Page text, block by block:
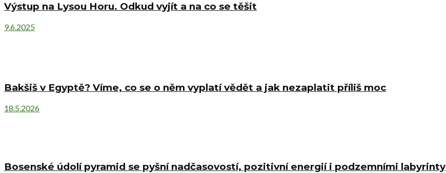
Výstup na Lysou Horu. Odkud vyjít a na co se těšit
9.6.2025
Bakšiš v Egyptě? Víme, co se o něm vyplatí vědět a jak nezaplatit příliš moc
18.5.2026
Bosenské údolí pyramid se pyšní nadčasovostí, pozitivní energií i podzemními labyrinty